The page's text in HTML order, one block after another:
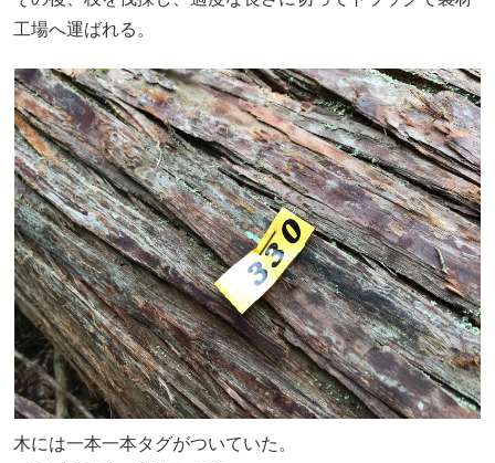
工場へ運ばれる。
木には一本一本タグがついていた。